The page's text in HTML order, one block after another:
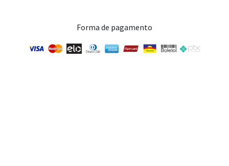
Forma de pagamento